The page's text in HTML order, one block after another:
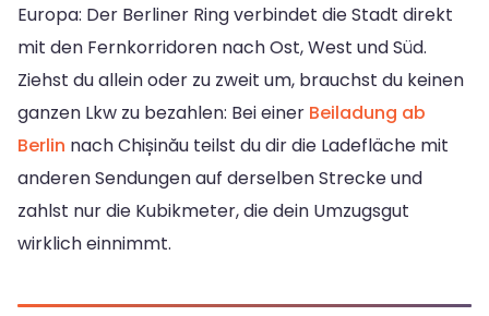
Europa: Der Berliner Ring verbindet die Stadt direkt
mit den Fernkorridoren nach Ost, West und Süd.
Ziehst du allein oder zu zweit um, brauchst du keinen
ganzen Lkw zu bezahlen: Bei einer Beiladung ab
Berlin nach Chișinău teilst du dir die Ladefläche mit
anderen Sendungen auf derselben Strecke und
zahlst nur die Kubikmeter, die dein Umzugsgut
wirklich einnimmt.